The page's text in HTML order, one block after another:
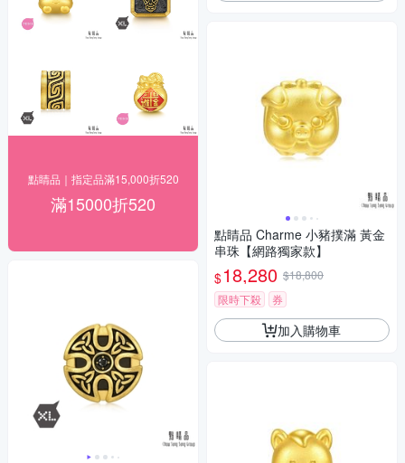
點睛品｜指定品滿15,000折520
滿15000折520
點睛品 Charme 小豬撲滿 黃金
串珠【網路獨家款】
$18,280 $18,800
限時下殺
券
加入購物車